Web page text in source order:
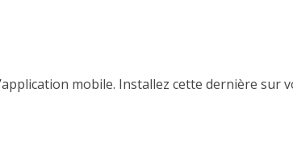
mobile. Installez cette dernière sur